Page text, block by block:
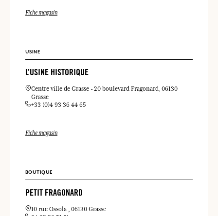
Fiche magasin
USINE
L’USINE HISTORIQUE
Centre ville de Grasse 20 boulevard Fragonard 06130
Grasse
+33 (0)4 93 36 44 65
Fiche magasin
BOUTIQUE
PETIT FRAGONARD
10 rue Ossola
06130 Grasse